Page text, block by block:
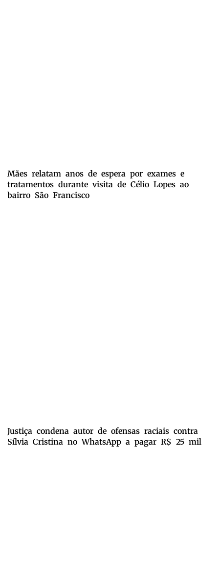
Mães relatam anos de espera por exames e
tratamentos durante visita de Célio Lopes ao
bairro São Francisco
Justiça condena autor de ofensas raciais contra
Sílvia Cristina no WhatsApp a pagar R$ 25 mil